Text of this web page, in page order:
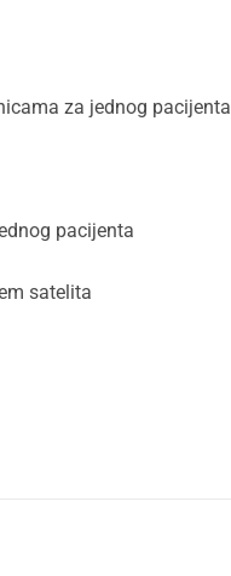
za jednog pacijenta
pacijenta
satelita